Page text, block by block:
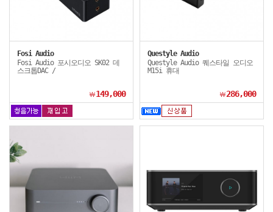
Fosi Audio
Fosi Audio 포시오디오 SK02 데
스크톱DAC /
￦149,000
Questyle Audio
Questyle Audio 퀘스타일 오디오
M15i 휴대
￦286,000